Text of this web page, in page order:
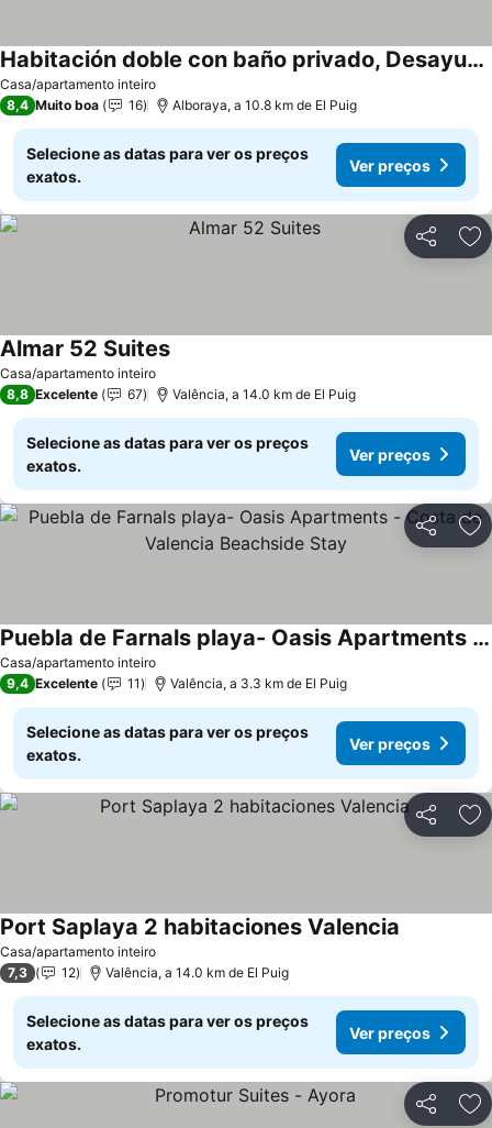
Casa/apartamento inteiro
Habitación doble con baño privado, Desayuno y piscina
8,4 Muito boa 16 Alboraya, a 10.8 km de El Puig
Selecione as datas para ver os preços
exatos.
Ver preços
Partilhar
Casa/apartamento inteiro
Almar 52 Suites
8,8 Excelente 67 Valência, a 14.0 km de El Puig
Selecione as datas para ver os preços
exatos.
Ver preços
Partilhar
Casa/apartamento inteiro
Puebla de Farnals playa- Oasis Apartments - Costa de Valencia Beachside Stay
9,4 Excelente 11 Valência, a 3.3 km de El Puig
Selecione as datas para ver os preços
exatos.
Ver preços
Partilhar
Casa/apartamento inteiro
Port Saplaya 2 habitaciones Valencia
7,3 12 Valência, a 14.0 km de El Puig
Selecione as datas para ver os preços
exatos.
Ver preços
Partilhar